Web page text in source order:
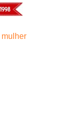
mulher